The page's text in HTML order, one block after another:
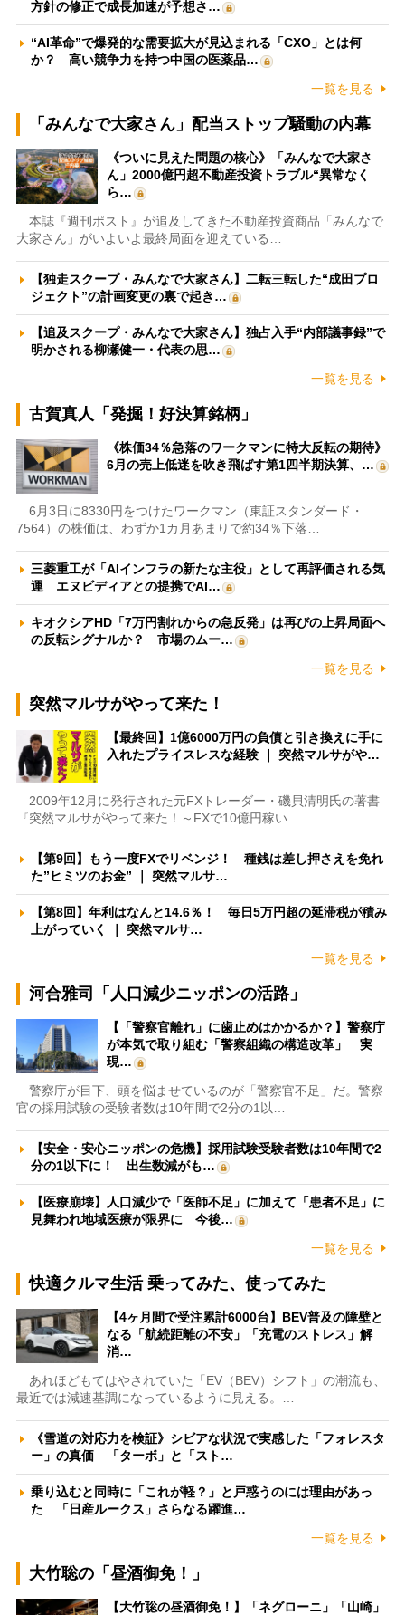
方針の修正で成長加速が予想さ…
“AI革命”で爆発的な需要拡大が見込まれる「CXO」とは何
か？ 高い競争力を持つ中国の医薬品…
一覧を見る
「みんなで大家さん」配当ストップ騒動の内幕
《ついに見えた問題の核心》「みんなで大家さ
ん」2000億円超不動産投資トラブル“異常なく
ら…
本誌『週刊ポスト』が追及してきた不動産投資商品「みんなで
大家さん」がいよいよ最終局面を迎えている…
【独走スクープ・みんなで大家さん】二転三転した“成田プロ
ジェクト”の計画変更の裏で起き…
【追及スクープ・みんなで大家さん】独占入手“内部議事録”で
明かされる柳瀬健一・代表の思…
一覧を見る
古賀真人「発掘！好決算銘柄」
《株価34％急落のワークマンに特大反転の期待》
6月の売上低迷を吹き飛ばす第1四半期決算、…
6月3日に8330円をつけたワークマン（東証スタンダード・
7564）の株価は、わずか1カ月あまりで約34％下落…
三菱重工が「AIインフラの新たな主役」として再評価される気
運 エヌビディアとの提携でAI…
キオクシアHD「7万円割れからの急反発」は再びの上昇局面へ
の反転シグナルか？ 市場のムー…
一覧を見る
突然マルサがやって来た！
【最終回】1億6000万円の負債と引き換えに手に
入れたプライスレスな経験 ｜ 突然マルサがや…
2009年12月に発行された元FXトレーダー・磯貝清明氏の著書
『突然マルサがやって来た！～FXで10億円稼い…
【第9回】もう一度FXでリベンジ！ 種銭は差し押さえを免れ
た”ヒミツのお金” ｜ 突然マルサ…
【第8回】年利はなんと14.6％！ 毎日5万円超の延滞税が積み
上がっていく ｜ 突然マルサ…
一覧を見る
河合雅司「人口減少ニッポンの活路」
【「警察官離れ」に歯止めはかかるか？】警察庁
が本気で取り組む「警察組織の構造改革」 実
現…
警察庁が目下、頭を悩ませているのが「警察官不足」だ。警察
官の採用試験の受験者数は10年間で2分の1以…
【安全・安心ニッポンの危機】採用試験受験者数は10年間で2
分の1以下に！ 出生数減がも…
【医療崩壊】人口減少で「医師不足」に加えて「患者不足」に
見舞われ地域医療が限界に 今後…
一覧を見る
快適クルマ生活 乗ってみた、使ってみた
【4ヶ月間で受注累計6000台】BEV普及の障壁と
なる「航続距離の不安」「充電のストレス」解
消…
あれほどもてはやされていた「EV（BEV）シフト」の潮流も、
最近では減速基調になっているように見える。…
《雪道の対応力を検証》シビアな状況で実感した「フォレスタ
ー」の真価 「ターボ」と「スト…
乗り込むと同時に「これが軽？」と戸惑うのには理由があっ
た 「日産ルークス」さらなる躍進…
一覧を見る
大竹聡の「昼酒御免！」
【大竹聡の昼酒御免！】「ネグローニ」「山崎」